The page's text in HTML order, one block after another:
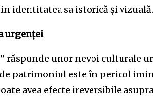
identitatea sa istorică și vizuală.
urgenței
răspunde unor nevoi culturale
patrimoniul este în pericol
avea efecte ireversibile